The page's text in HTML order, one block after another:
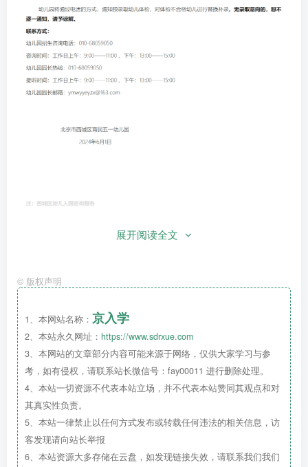
北京市西城区育民五一幼儿园2024年秋季招生简章
展开阅读全文
© 版权声明
1、本网站名称： 京入学
2、本站永久网址： https://www.sdrxue.com
3、本网站的文章部分内容可能来源于网络，仅供大家学习与参
考，如有侵权，请联系站长微信号：fay00011 进行删除处理。
4、本站一切资源不代表本站立场，并不代表本站赞同其观点和对
其真实性负责。
5、本站一律禁止以任何方式发布或转载任何违法的相关信息，访
客发现请向站长举报
6、本站资源大多存储在云盘，如发现链接失效，请联系我们我们